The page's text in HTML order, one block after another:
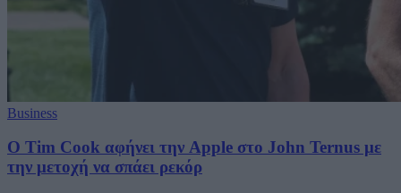
Business
O Tim Cook αφήνει την Apple στο John Ternus με
την μετοχή να σπάει ρεκόρ